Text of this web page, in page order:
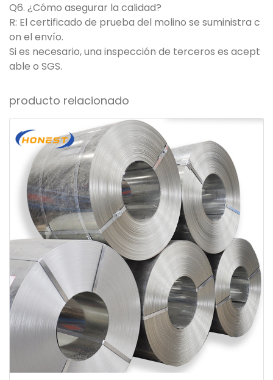
Q6. ¿Cómo asegurar la calidad?
R: El certificado de prueba del molino se suministra c
on el envío.
Si es necesario, una inspección de terceros es acept
able o SGS.
producto relacionado